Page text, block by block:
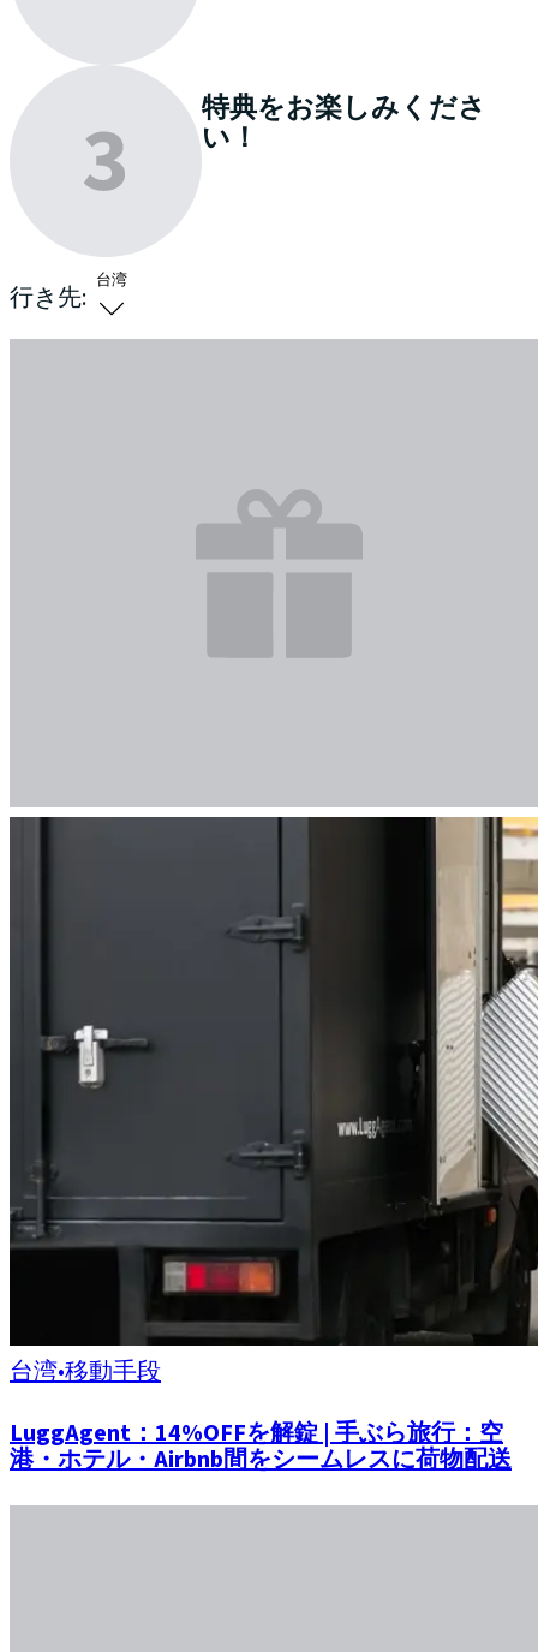
特典をお楽しみくださ
い ！
行き先:
台湾•移動手段
LuggAgent：14%OFFを解錠 | 手ぶら旅行：空
港・ホテル・Airbnb間をシームレスに荷物配送